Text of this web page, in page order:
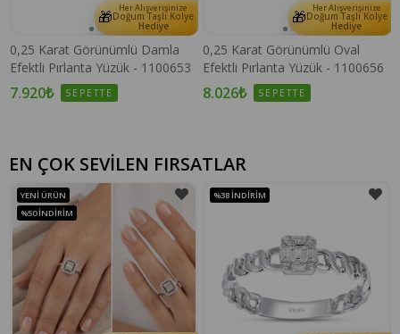
🎁 Her Alışverişinize
Doğum Taşlı Kolye
Hediye
0,25 Karat Görünümlü Damla
Efektli Pırlanta Yüzük - 1100653
7.920₺ SEPETTE
🎁 Her Alışverişinize
Doğum Taşlı Kolye
Hediye
0,25 Karat Görünümlü Oval
Efektli Pırlanta Yüzük - 1100656
8.026₺ SEPETTE
EN ÇOK SEVİLEN FIRSATLAR
YENI ÜRÜN
%50 İNDIRIM
%38 İNDIRIM